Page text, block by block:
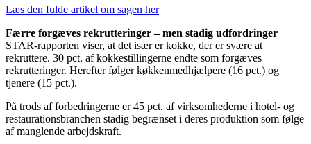
Læs den fulde artikel om sagen her
Færre forgæves rekrutteringer – men stadig udfordringer
STAR-rapporten viser, at det især er kokke, der er svære at
rekruttere. 30 pct. af kokkestillingerne endte som forgæves
rekrutteringer. Herefter følger køkkenmedhjælpere (16 pct.) og
tjenere (15 pct.).
På trods af forbedringerne er 45 pct. af virksomhederne i hotel- og
restaurationsbranchen stadig begrænset i deres produktion som følge
af manglende arbejdskraft.